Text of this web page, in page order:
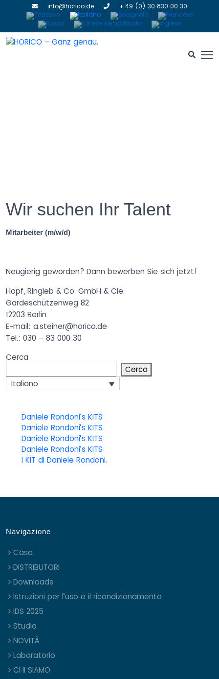
info@horico.de + 49 (0) 30 830 00 30
Wir suchen Ihr Talent
Mitarbeiter (m/w/d)
Neugierig geworden? Dann bewerben Sie sich jetzt!
Hopf, Ringleb & Co. GmbH & Cie.
Gardeschützenweg 82
12203 Berlin
E-mail: a.steiner@horico.de
Tel.: 030 – 83 000 30
Cerca
Cerca
Italiano
Daniele Rondoni’s KITS
Daniele Rondoni’s KITS
Daniele Rondoni’s KITS
Daniele Rondoni’s KITS
I KIT di Daniele Rondoni.
Navigazione
Casa
DISTRIBUTORI
Downloads
Istruzioni per l’uso e il ricondizionamento
IDS 2025
Studio
NOVITÀ
Laboratorio
CHI SIAMO